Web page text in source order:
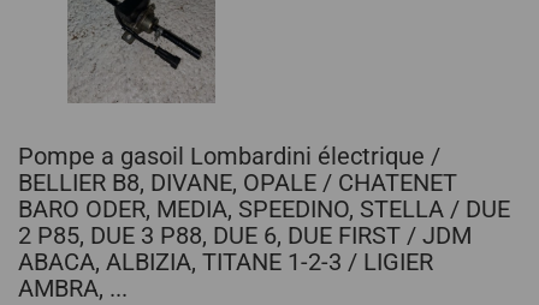
d’images
au
début
de
la
Galerie
d’images
Pompe a gasoil Lombardini électrique /
BELLIER B8, DIVANE, OPALE / CHATENET
BARO ODER, MEDIA, SPEEDINO, STELLA / DUE
2 P85, DUE 3 P88, DUE 6, DUE FIRST / JDM
ABACA, ALBIZIA, TITANE 1-2-3 / LIGIER
AMBRA, ...